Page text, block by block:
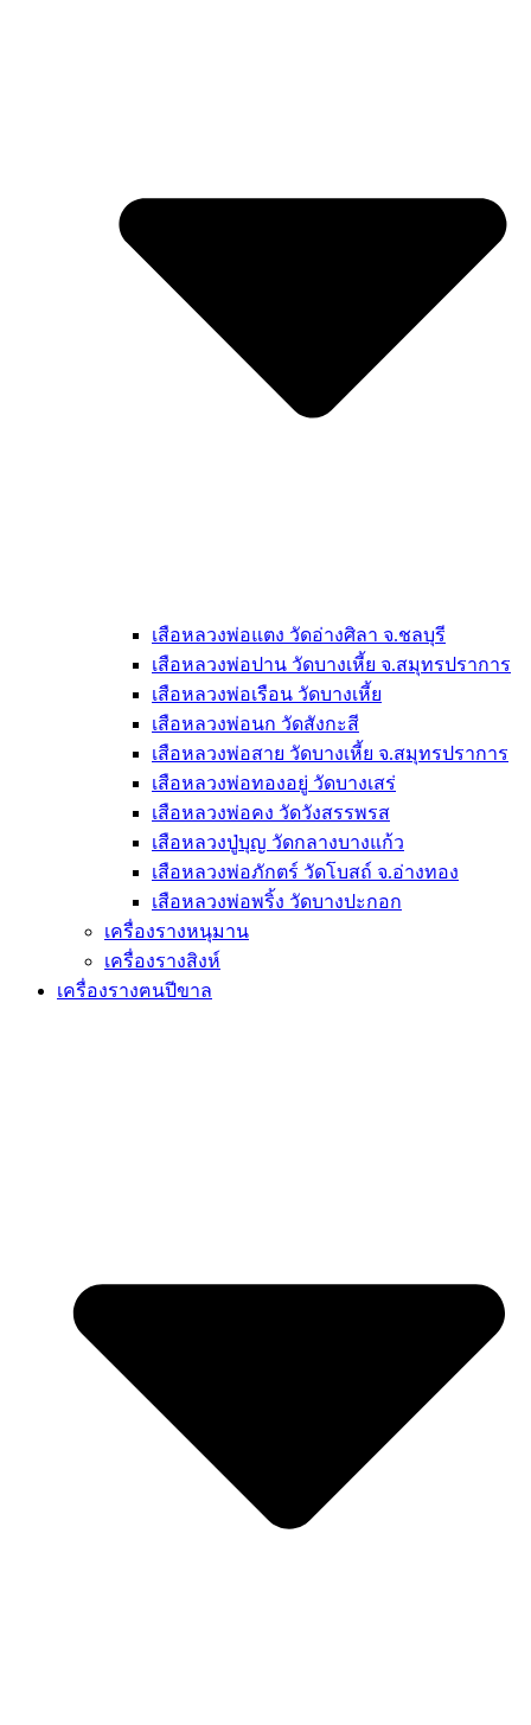
เสือหลวงพ่อแตง วัดอ่างศิลา จ.ชลบุรี
เสือหลวงพ่อปาน วัดบางเหี้ย จ.สมุทรปราการ
เสือหลวงพ่อเรือน วัดบางเหี้ย
เสือหลวงพ่อนก วัดสังกะสี
เสือหลวงพ่อสาย วัดบางเหี้ย จ.สมุทรปราการ
เสือหลวงพ่อทองอยู่ วัดบางเสร่
เสือหลวงพ่อคง วัดวังสรรพรส
เสือหลวงปู่บุญ วัดกลางบางแก้ว
เสือหลวงพ่อภักตร์ วัดโบสถ์ จ.อ่างทอง
เสือหลวงพ่อพริ้ง วัดบางปะกอก
เครื่องรางหนุมาน
เครื่องรางสิงห์
เครื่องรางฅนปีขาล